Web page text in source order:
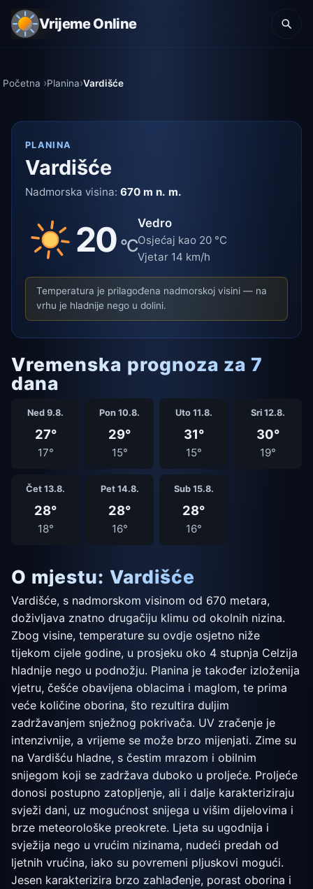
Vrijeme Online
Početna Planina Vardišće
PLANINA
Vardišće
Nadmorska visina:670 m n. m.
20 °C
Vedro
Osjećaj kao 20 °C
Vjetar 14 km/h
Temperatura je prilagođena nadmorskoj visini — na
vrhu je hladnije nego u dolini.
Vremenska prognoza za 7
dana
Ned 9.8.
27°
17°
Pon 10.8.
29°
15°
Uto 11.8.
31°
15°
Sri 12.8.
30°
19°
Čet 13.8.
28°
18°
Pet 14.8.
28°
16°
Sub 15.8.
28°
16°
O mjestu: Vardišće
Vardišće, s nadmorskom visinom od 670 metara,
doživljava znatno drugačiju klimu od okolnih nizina.
Zbog visine, temperature su ovdje osjetno niže
tijekom cijele godine, u prosjeku oko 4 stupnja Celzija
hladnije nego u podnožju. Planina je također izloženija
vjetru, češće obavijena oblacima i maglom, te prima
veće količine oborina, što rezultira duljim
zadržavanjem snježnog pokrivača. UV zračenje je
intenzivnije, a vrijeme se može brzo mijenjati. Zime su
na Vardišću hladne, s čestim mrazom i obilnim
snijegom koji se zadržava duboko u proljeće. Proljeće
donosi postupno zatopljenje, ali i dalje karakteriziraju
svježi dani, uz mogućnost snijega u višim dijelovima i
brze meteorološke preokrete. Ljeta su ugodnija i
svježija nego u vrućim nizinama, nudeći predah od
ljetnih vrućina, iako su povremeni pljuskovi mogući.
Jesen karakterizira brzo zahlađenje, porast oborina i